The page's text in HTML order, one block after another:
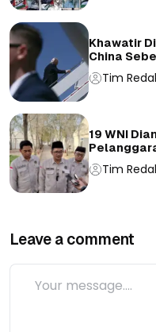
Khawatir
China
Tim
19 WNI
Tim
Leave a comment